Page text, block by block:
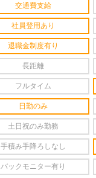
交通費支給
社員登用あり
退職金制度有り
長距離
フルタイム
日勤のみ
土日祝のみ勤務
手積み手降ろしなし
バックモニター有り